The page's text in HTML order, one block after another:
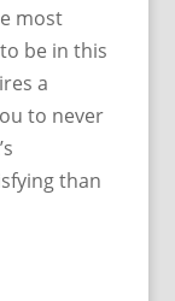
most
be in this
a
to never
than